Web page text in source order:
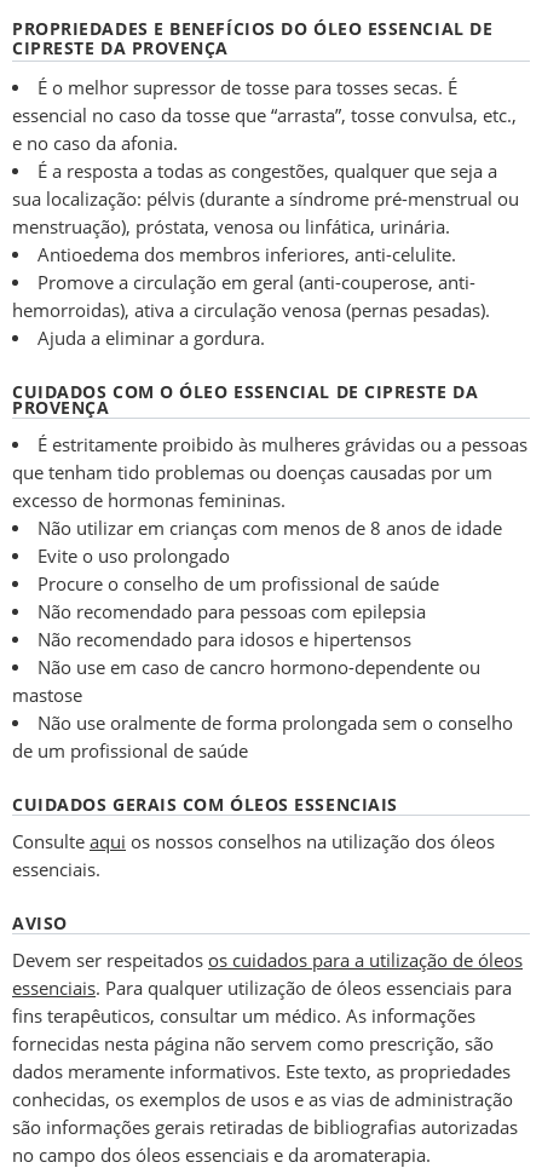
PROPRIEDADES E BENEFÍCIOS DO ÓLEO ESSENCIAL DE
CIPRESTE DA PROVENÇA
É o melhor supressor de tosse para tosses secas. É
essencial no caso da tosse que “arrasta”, tosse convulsa, etc.,
e no caso da afonia.
É a resposta a todas as congestões, qualquer que seja a
sua localização: pélvis (durante a síndrome pré-menstrual ou
menstruação), próstata, venosa ou linfática, urinária.
Antioedema dos membros inferiores, anti-celulite.
Promove a circulação em geral (anti-couperose, anti-
hemorroidas), ativa a circulação venosa (pernas pesadas).
Ajuda a eliminar a gordura.
CUIDADOS COM O ÓLEO ESSENCIAL DE CIPRESTE DA
PROVENÇA
É estritamente proibido às mulheres grávidas ou a pessoas
que tenham tido problemas ou doenças causadas por um
excesso de hormonas femininas.
Não utilizar em crianças com menos de 8 anos de idade
Evite o uso prolongado
Procure o conselho de um profissional de saúde
Não recomendado para pessoas com epilepsia
Não recomendado para idosos e hipertensos
Não use em caso de cancro hormono-dependente ou
mastose
Não use oralmente de forma prolongada sem o conselho
de um profissional de saúde
CUIDADOS GERAIS COM ÓLEOS ESSENCIAIS
Consulte aqui os nossos conselhos na utilização dos óleos
essenciais.
AVISO
Devem ser respeitados os cuidados para a utilização de óleos
essenciais. Para qualquer utilização de óleos essenciais para
fins terapêuticos, consultar um médico. As informações
fornecidas nesta página não servem como prescrição, são
dados meramente informativos. Este texto, as propriedades
conhecidas, os exemplos de usos e as vias de administração
são informações gerais retiradas de bibliografias autorizadas
no campo dos óleos essenciais e da aromaterapia.